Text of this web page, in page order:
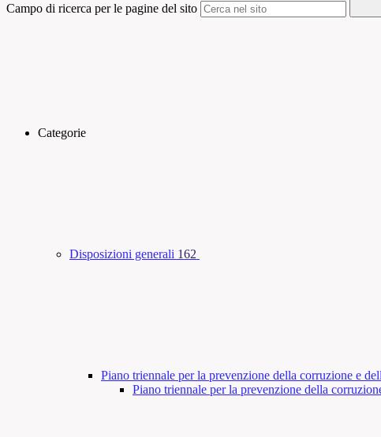
Campo di ricerca per le pagine del sito
Categorie
Disposizioni generali 162
Piano triennale per la prevenzione della corruzione e
Piano triennale per la prevenzione della